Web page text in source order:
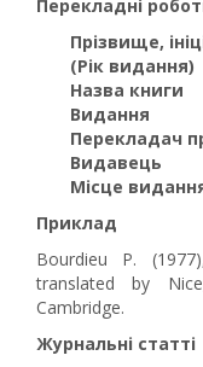
Перекладні
Прізвище,
(Рік видання)
Назва книги
Видання
Перекладач
Видавець
Місце
Приклад
Bourdieu P.
translated by
Cambridge.
Журнальні статті